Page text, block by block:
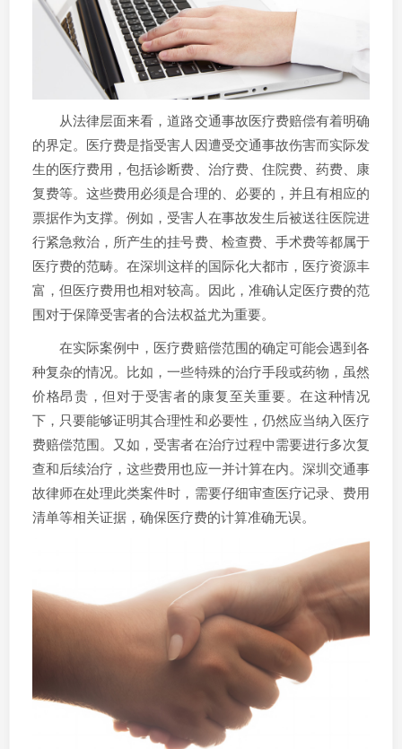
从法律层面来看，道路交通事故医疗费赔偿有着明确
的界定。医疗费是指受害人因遭受交通事故伤害而实际发
生的医疗费用，包括诊断费、治疗费、住院费、药费、康
复费等。这些费用必须是合理的、必要的，并且有相应的
票据作为支撑。例如，受害人在事故发生后被送往医院进
行紧急救治，所产生的挂号费、检查费、手术费等都属于
医疗费的范畴。在深圳这样的国际化大都市，医疗资源丰
富，但医疗费用也相对较高。因此，准确认定医疗费的范
围对于保障受害者的合法权益尤为重要。
在实际案例中，医疗费赔偿范围的确定可能会遇到各
种复杂的情况。比如，一些特殊的治疗手段或药物，虽然
价格昂贵，但对于受害者的康复至关重要。在这种情况
下，只要能够证明其合理性和必要性，仍然应当纳入医疗
费赔偿范围。又如，受害者在治疗过程中需要进行多次复
查和后续治疗，这些费用也应一并计算在内。深圳交通事
故律师在处理此类案件时，需要仔细审查医疗记录、费用
清单等相关证据，确保医疗费的计算准确无误。